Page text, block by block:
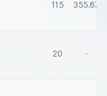
115 355.67
20 -